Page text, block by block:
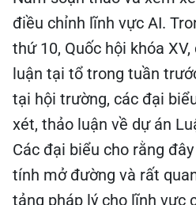
điều chỉnh lĩnh vực AI.
thứ 10, Quốc hội khóa
luận tại tổ trong tuần
tại hội trường, các đại
xét, thảo luận về dự án
Các đại biểu cho rằng
tính mở đường và rất
tảng pháp lý cho lĩnh vực